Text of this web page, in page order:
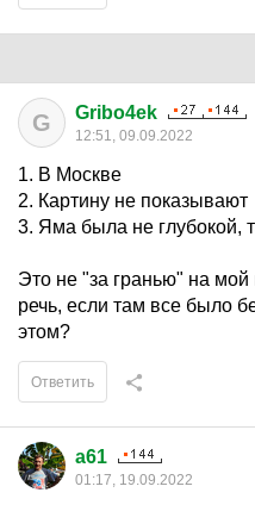
G Gribo4ek
12:51, 09.09.2022
1. В Москве
2. Картину не показывают
3. Яма была не глубокой,
Это не "за гранью" на мой
речь, если там все было
этом?
Ответить
a61
01:17, 19.09.2022